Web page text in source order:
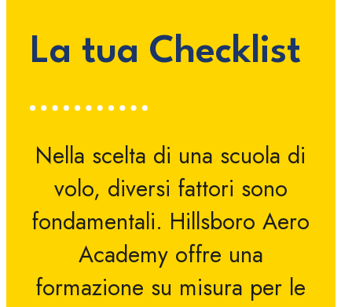
La tua Checklist
Nella scelta di una scuola di
volo, diversi fattori sono
fondamentali. Hillsboro Aero
Academy offre una
formazione su misura per le